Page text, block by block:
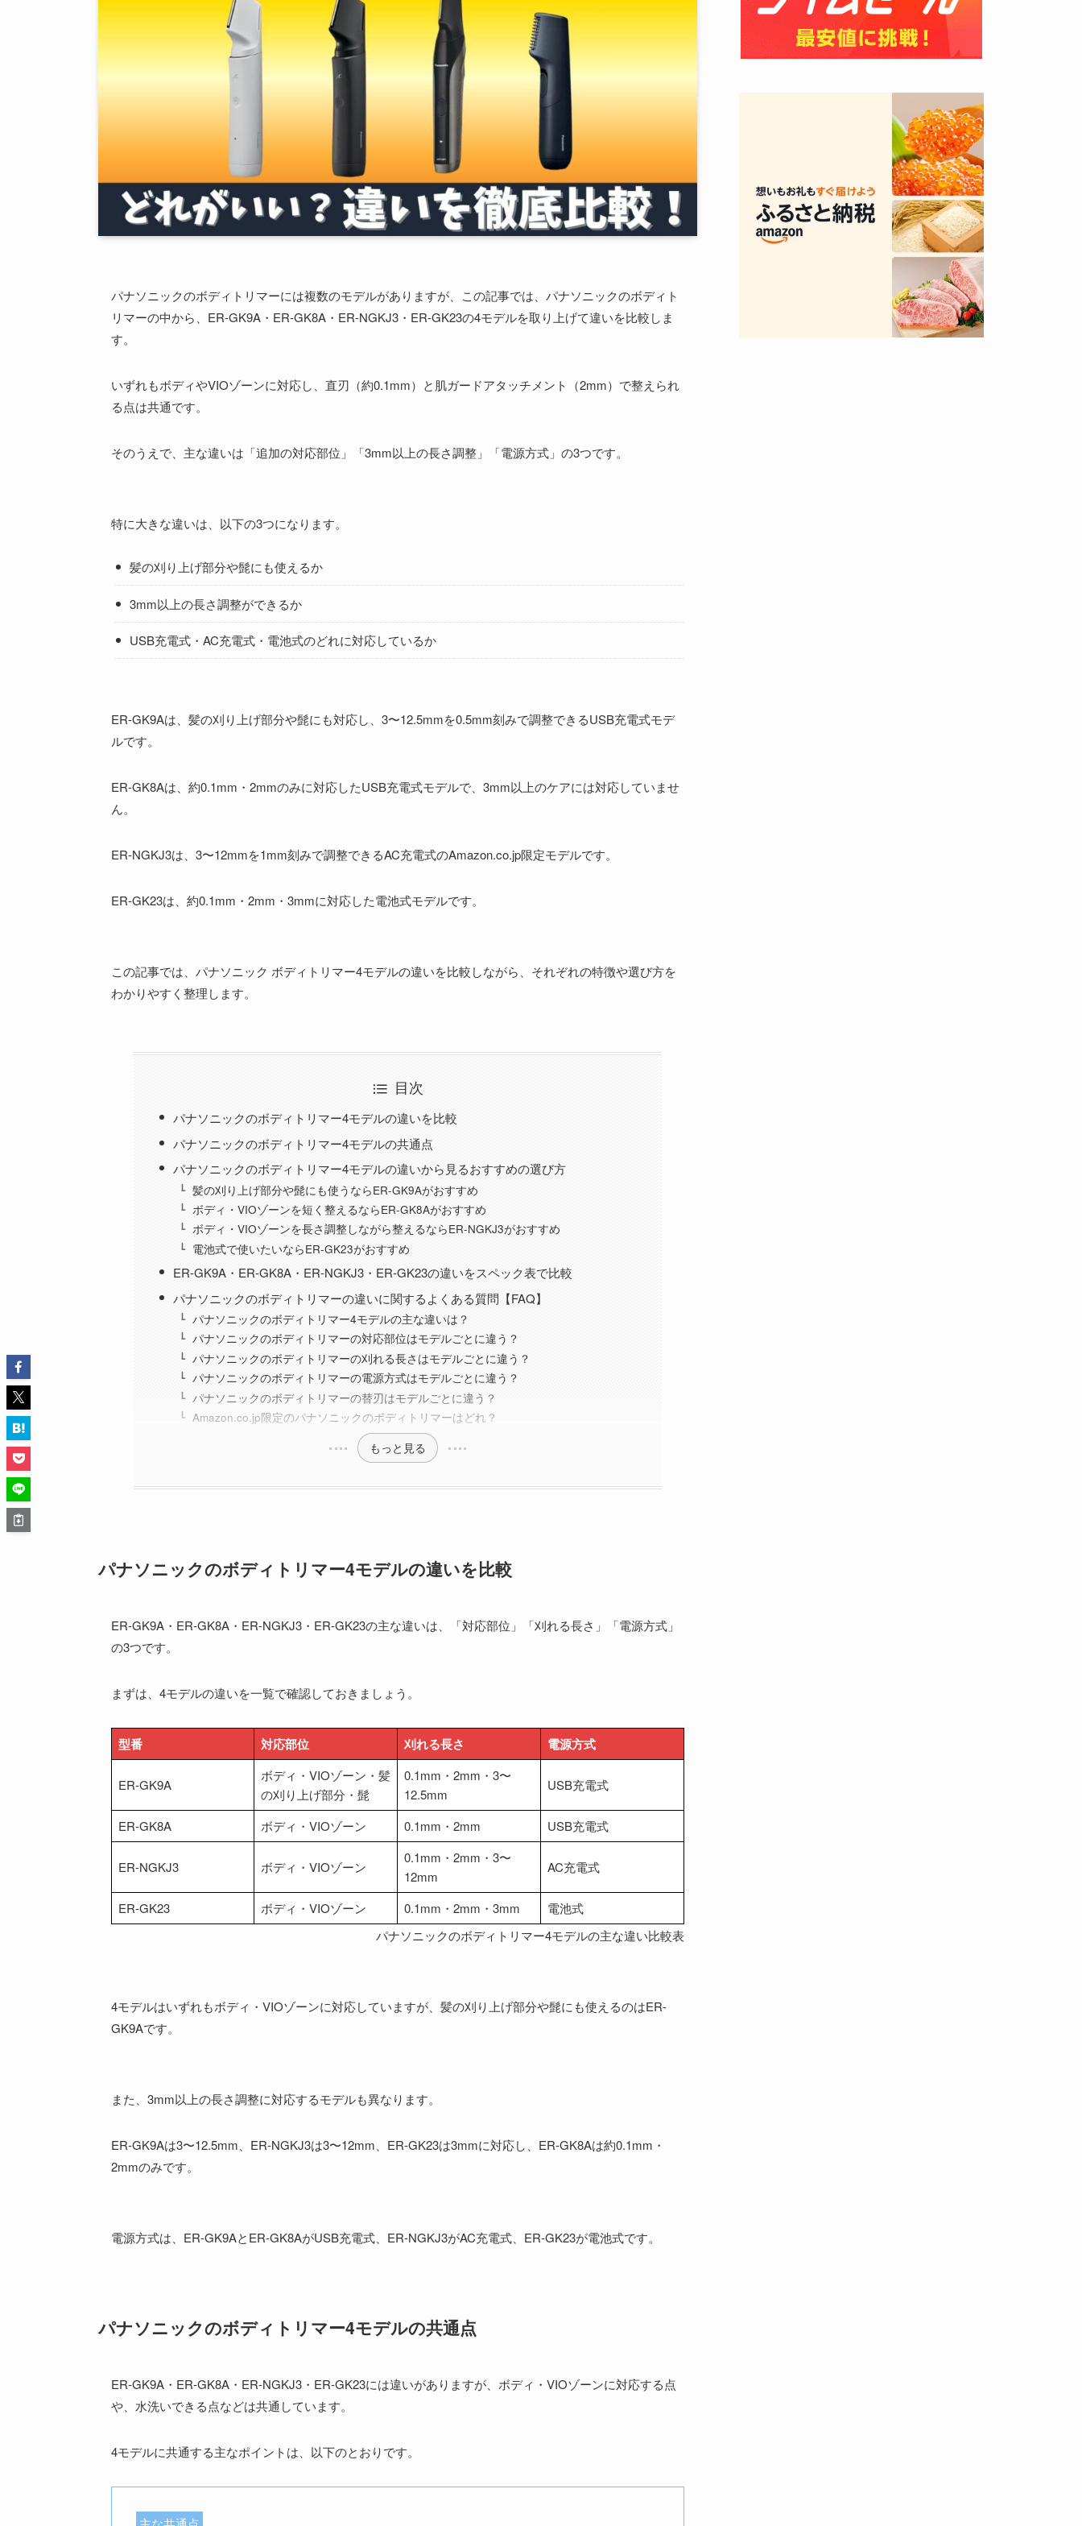
パナソニックのボディトリマーには複数のモデルがありますが、この記事では、パナソニックのボディト
リマーの中から、ER-GK9A・ER-GK8A・ER-NGKJ3・ER-GK23の4モデルを取り上げて違いを比較しま
す。
いずれもボディやVIOゾーンに対応し、直刃（約0.1mm）と肌ガードアタッチメント（2mm）で整えられ
る点は共通です。
そのうえで、主な違いは「追加の対応部位」「3mm以上の長さ調整」「電源方式」の3つです。
特に大きな違いは、以下の3つになります。
髪の刈り上げ部分や髭にも使えるか
3mm以上の長さ調整ができるか
USB充電式・AC充電式・電池式のどれに対応しているか
ER-GK9Aは、髪の刈り上げ部分や髭にも対応し、3〜12.5mmを0.5mm刻みで調整できるUSB充電式モデ
ルです。
ER-GK8Aは、約0.1mm・2mmのみに対応したUSB充電式モデルで、3mm以上のケアには対応していませ
ん。
ER-NGKJ3は、3〜12mmを1mm刻みで調整できるAC充電式のAmazon.co.jp限定モデルです。
ER-GK23は、約0.1mm・2mm・3mmに対応した電池式モデルです。
この記事では、パナソニック ボディトリマー4モデルの違いを比較しながら、それぞれの特徴や選び方を
わかりやすく整理します。
目次
パナソニックのボディトリマー4モデルの違いを比較
パナソニックのボディトリマー4モデルの共通点
パナソニックのボディトリマー4モデルの違いから見るおすすめの選び方
髪の刈り上げ部分や髭にも使うならER-GK9Aがおすすめ
ボディ・VIOゾーンを短く整えるならER-GK8Aがおすすめ
ボディ・VIOゾーンを長さ調整しながら整えるならER-NGKJ3がおすすめ
電池式で使いたいならER-GK23がおすすめ
ER-GK9A・ER-GK8A・ER-NGKJ3・ER-GK23の違いをスペック表で比較
パナソニックのボディトリマーの違いに関するよくある質問【FAQ】
パナソニックのボディトリマー4モデルの主な違いは？
パナソニックのボディトリマーの対応部位はモデルごとに違う？
パナソニックのボディトリマーの刈れる長さはモデルごとに違う？
パナソニックのボディトリマーの電源方式はモデルごとに違う？
パナソニックのボディトリマーの替刃はモデルごとに違う？
Amazon.co.jp限定のパナソニックのボディトリマーはどれ？
もっと見る
パナソニックのボディトリマー4モデルの違いを比較
ER-GK9A・ER-GK8A・ER-NGKJ3・ER-GK23の主な違いは、「対応部位」「刈れる長さ」「電源方式」
の3つです。
まずは、4モデルの違いを一覧で確認しておきましょう。
型番 対応部位 刈れる長さ 電源方式
ER-GK9A
ボディ・VIOゾーン・髪
の刈り上げ部分・髭
0.1mm・2mm・3〜
12.5mm
USB充電式
ER-GK8A ボディ・VIOゾーン 0.1mm・2mm USB充電式
ER-NGKJ3 ボディ・VIOゾーン
0.1mm・2mm・3〜
12mm
AC充電式
ER-GK23 ボディ・VIOゾーン 0.1mm・2mm・3mm
電池式
パナソニックのボディトリマー4モデルの主な違い比較表
4モデルはいずれもボディ・VIOゾーンに対応していますが、髪の刈り上げ部分や髭にも使えるのはER-
GK9Aです。
また、3mm以上の長さ調整に対応するモデルも異なります。
ER-GK9Aは3〜12.5mm、ER-NGKJ3は3〜12mm、ER-GK23は3mmに対応し、ER-GK8Aは約0.1mm・
2mmのみです。
電源方式は、ER-GK9AとER-GK8AがUSB充電式、ER-NGKJ3がAC充電式、ER-GK23が電池式です。
パナソニックのボディトリマー4モデルの共通点
ER-GK9A・ER-GK8A・ER-NGKJ3・ER-GK23には違いがありますが、ボディ・VIOゾーンに対応する点
や、水洗いできる点などは共通しています。
4モデルに共通する主なポイントは、以下のとおりです。